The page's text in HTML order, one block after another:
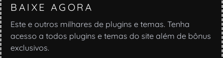
BAIXE AGORA
Este e outros milhares de plugins e temas. Tenha
acesso a todos plugins e temas do site além de bônus
exclusivos.